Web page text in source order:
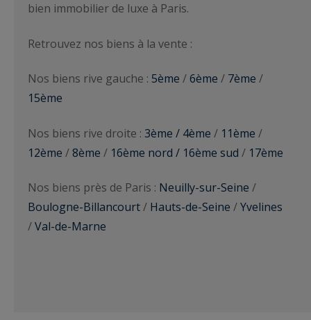
bien immobilier de luxe à Paris.
Retrouvez nos biens à la vente :
Nos biens rive gauche : 5ème /6ème / 7ème /
15ème
Nos biens rive droite : 3ème / 4ème / 11ème /
12ème /8ème / 16ème nord / 16ème sud / 17ème
Nos biens près de Paris : Neuilly-sur-Seine /
Boulogne-Billancourt/ Hauts-de-Seine /Yvelines
/Val-de-Marne